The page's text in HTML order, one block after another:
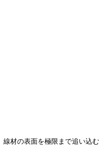
線材の表面を極限まで追い込む